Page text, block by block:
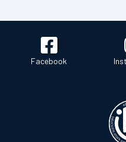
Facebook